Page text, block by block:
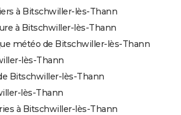
à Bitschwiller-lès-Thann
à Bitschwiller-lès-Thann
météo de Bitschwiller-lès-Thann
lès-Thann
Bitschwiller-lès-Thann
lès-Thann
à Bitschwiller-lès-Thann